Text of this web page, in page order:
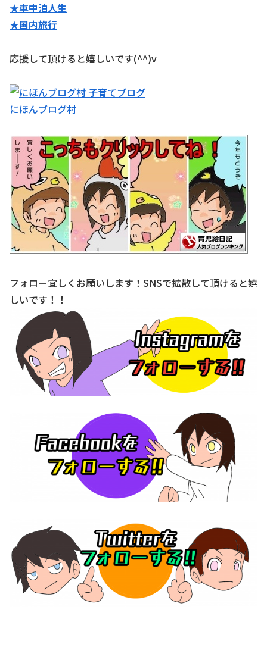
★車中泊人生
★国内旅行
応援して頂けると嬉しいです(^^)v
にほんブログ村
フォロー宜しくお願いします！SNSで拡散して頂けると嬉
しいです！！